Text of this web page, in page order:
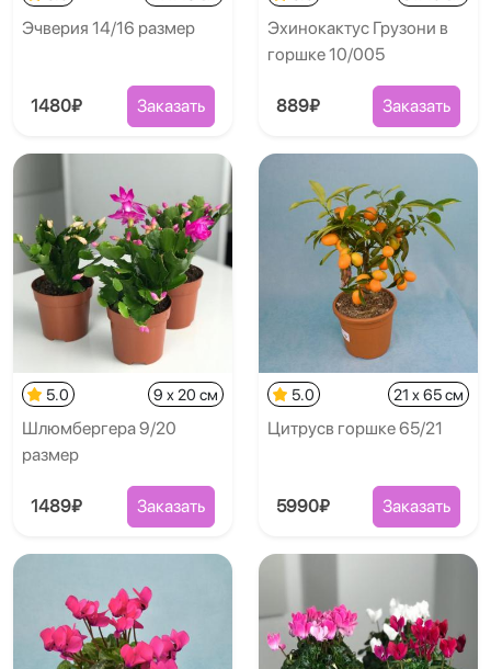
Эчверия 14/16 размер
1480₽ Заказать
Эхинокактус Грузони в
горшке 10/005
889₽ Заказать
5.0 9 x 20 см
Шлюмбергера 9/20
размер
1489₽ Заказать
5.0 21 x 65 см
Цитрусв горшке 65/21
5990₽ Заказать